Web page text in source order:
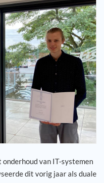
NL
van IT-systemen
dit vorig jaar als duale